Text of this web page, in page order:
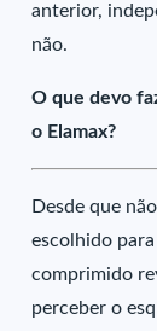
anterior,
não.
O que devo
o Elamax?
Desde que
escolhido
comprimido
perceber o